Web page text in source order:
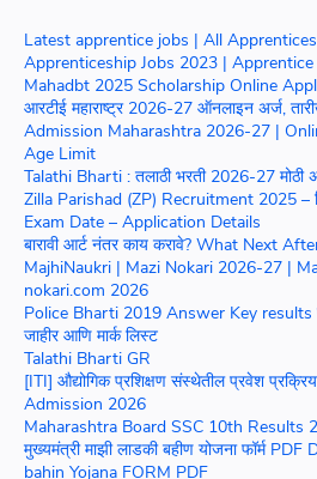
Latest apprentice jobs | All
Apprenticeship Jobs 2023 | Apprentice
Mahadbt 2025 Scholarship Online
आरटीई महाराष्ट्र 2026-27 ऑनलाइन अर्ज,
Admission Maharashtra 2026-27 |
Age Limit
Talathi Bharti : तलाठी भरती 2026-27 मोठी
Zilla Parishad (ZP) Recruitment 2025 –
Exam Date – Application Details
बारावी आर्ट नंतर काय करावे? What Next
MajhiNaukri | Mazi Nokari 2026-27 |
nokari.com 2026
Police Bharti 2019 Answer Key results
जाहीर आणि मार्क लिस्ट
Talathi Bharti GR
[ITI] औद्योगिक प्रशिक्षण संस्थेतील प्रवेश
Admission 2026
Maharashtra Board SSC 10th Results
मुख्यमंत्री माझी लाडकी बहीण योजना फॉर्म
bahin Yojana FORM PDF